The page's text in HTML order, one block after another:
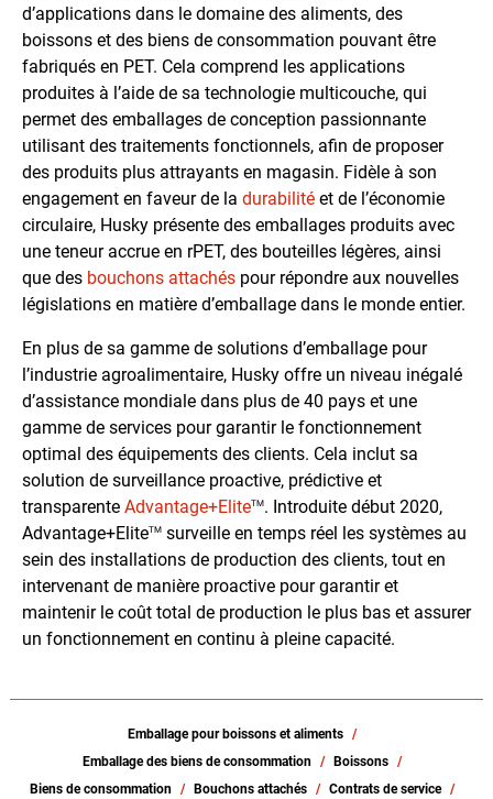
d’applications dans le domaine des aliments, des
boissons et des biens de consommation pouvant être
fabriqués en PET. Cela comprend les applications
produites à l’aide de sa technologie multicouche, qui
permet des emballages de conception passionnante
utilisant des traitements fonctionnels, afin de proposer
des produits plus attrayants en magasin. Fidèle à son
engagement en faveur de la durabilité et de l’économie
circulaire, Husky présente des emballages produits avec
une teneur accrue en rPET, des bouteilles légères, ainsi
que des bouchons attachés pour répondre aux nouvelles
législations en matière d’emballage dans le monde entier.
En plus de sa gamme de solutions d’emballage pour
l’industrie agroalimentaire, Husky offre un niveau inégalé
d’assistance mondiale dans plus de 40 pays et une
gamme de services pour garantir le fonctionnement
optimal des équipements des clients. Cela inclut sa
solution de surveillance proactive, prédictive et
transparente Advantage+EliteTM. Introduite début 2020,
Advantage+EliteTM surveille en temps réel les systèmes au
sein des installations de production des clients, tout en
intervenant de manière proactive pour garantir et
maintenir le coût total de production le plus bas et assurer
un fonctionnement en continu à pleine capacité.
Emballage pour boissons et aliments
Emballage des biens de consommation
Boissons
Biens de consommation
Bouchons attachés
Contrats de service